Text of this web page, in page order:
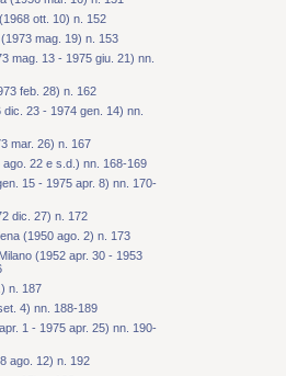
ott. 10) n. 152
mag. 19) n. 153
mag. 13 - 1975 giu. 21) nn.
feb. 28) n. 162
dic. 23 - 1974 gen. 14) nn.
mar. 26) n. 167
ago. 22 e s.d.) nn. 168-169
15 - 1975 apr. 8) nn. 170-
dic. 27) n. 172
(1950 ago. 2) n. 173
(1952 apr. 30 - 1953
n. 187
4) nn. 188-189
1 - 1975 apr. 25) nn. 190-
ago. 12) n. 192